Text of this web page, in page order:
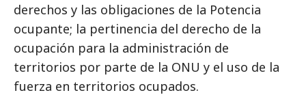
derechos y las obligaciones de la Potencia
ocupante; la pertinencia del derecho de la
ocupación para la administración de
territorios por parte de la ONU y el uso de la
fuerza en territorios ocupados.